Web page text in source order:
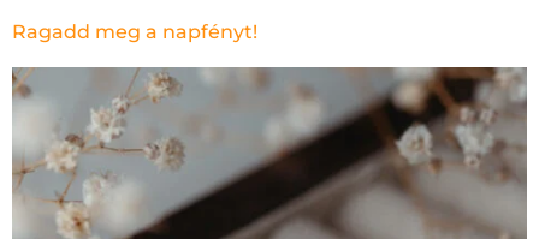
Ragadd meg a napfényt!